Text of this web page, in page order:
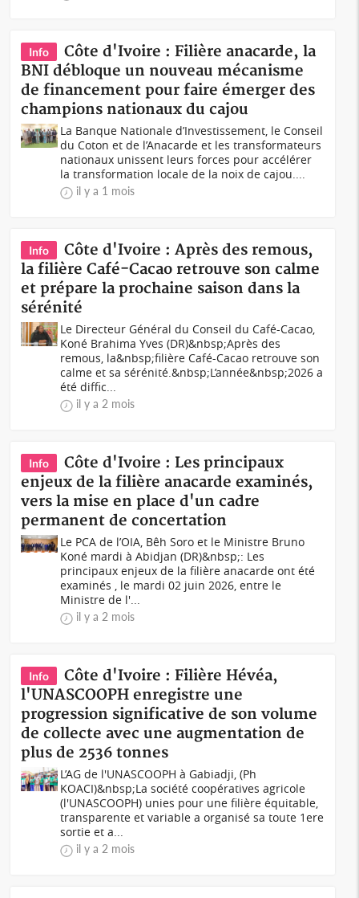
Info
Côte d'Ivoire : Filière anacarde, la
BNI débloque un nouveau mécanisme
de financement pour faire émerger des
champions nationaux du cajou
La Banque Nationale d’Investissement, le Conseil
du Coton et de l’Anacarde et les transformateurs
nationaux unissent leurs forces pour accélérer
la transformation locale de la noix de cajou....
il y a 1 mois
Info
Côte d'Ivoire : Après des remous,
la filière Café-Cacao retrouve son calme
et prépare la prochaine saison dans la
sérénité
Le Directeur Général du Conseil du Café-Cacao,
Koné Brahima Yves (DR)&nbsp;Après des
remous, la&nbsp;filière Café-Cacao retrouve son
calme et sa sérénité.&nbsp;L’année&nbsp;2026 a
été diffic...
il y a 2 mois
Info
Côte d'Ivoire : Les principaux
enjeux de la filière anacarde examinés,
vers la mise en place d'un cadre
permanent de concertation
Le PCA de l’OIA, Bêh Soro et le Ministre Bruno
Koné mardi à Abidjan (DR)&nbsp;: Les
principaux enjeux de la filière anacarde ont été
examinés , le mardi 02 juin 2026, entre le
Ministre de l'...
il y a 2 mois
Info
Côte d'Ivoire : Filière Hévéa,
l'UNASCOOPH enregistre une
progression significative de son volume
de collecte avec une augmentation de
plus de 2536 tonnes
L’AG de l'UNASCOOPH à Gabiadji, (Ph
KOACI)&nbsp;La société coopératives agricole
(l'UNASCOOPH) unies pour une filière équitable,
transparente et variable a organisé sa toute 1ere
sortie et a...
il y a 2 mois